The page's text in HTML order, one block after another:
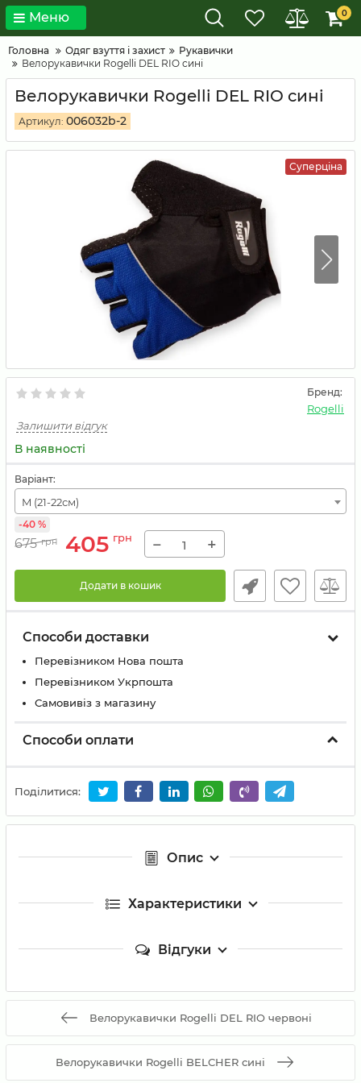
Меню 0
Головна Одяг взуття і захист
Рукавички
Велорукавички Rogelli DEL RIO сині
Велорукавички Rogelli DEL RIO сині
Артикул: 006032b-2
Суперціна
Бренд:
Rogelli
Залишити відгук
В наявності
Варіант:
M (21-22см)
675 грн 405 грн
-40 %
− +
Додати в кошик
Способи доставки
Перевізником Нова пошта
Перевізником Укрпошта
Самовивіз з магазину
Способи оплати
Поділитися:
Опис
Характеристики
Відгуки
Велорукавички Rogelli DEL RIO червоні
Велорукавички Rogelli BELCHER сині